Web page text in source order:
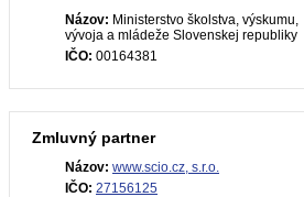
Názov: Ministerstvo školstva, výskumu,
vývoja a mládeže Slovenskej republiky
IČO: 00164381
Zmluvný partner
Názov: www.scio.cz, s.r.o.
IČO: 27156125